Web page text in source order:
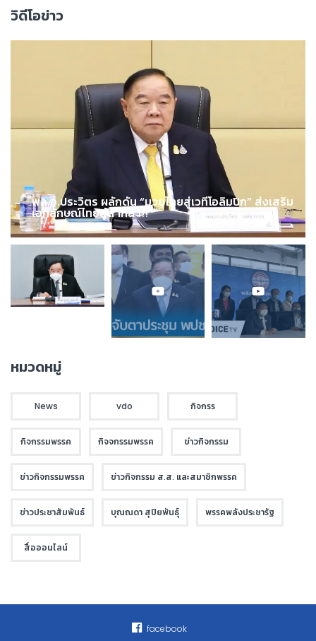
วิดีโอข่าว
พล.อ.ประวิตร ผลักดัน “มวยไทยสู่เวทีโอลิมปิก” ส่งเสริม
เอกลักษณ์ไทยสู่สากล !!!
หมวดหมู่
News vdo กิจกรร
กิจกรรมพรรค กิจจกรรมพรรค ข่าวกิจกรรม
ข่าวกิจกรรมพรรค ข่าวกิจกรรม ส.ส. และสมาชิกพรรค
ข่าวประชาสัมพันธ์ บุณณดา สุปิยพันธุ์ พรรคพลังประชารัฐ
สื่อออนไลน์
facebook